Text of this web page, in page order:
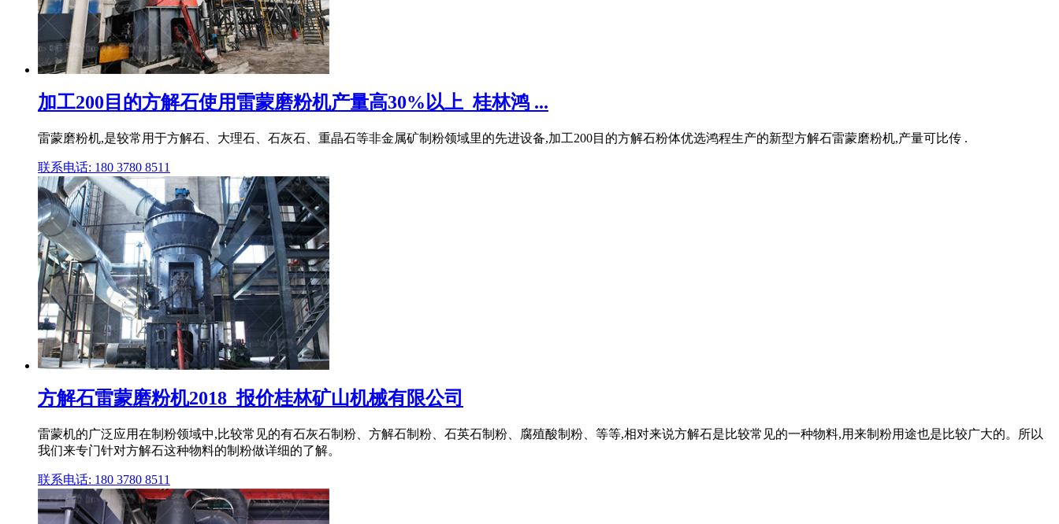
加工200目的方解石使用雷蒙磨粉机产量高30%以上_桂林鸿 ...
雷蒙磨粉机,是较常用于方解石、大理石、石灰石、重晶石等非金属矿制粉领域里的先进设备,加工200目的方解石粉体优选鸿程生产的新型方解石雷蒙磨粉机,产量可比传 .
联系电话: 180 3780 8511
方解石雷蒙磨粉机2018_报价桂林矿山机械有限公司
雷蒙机的广泛应用在制粉领域中,比较常见的有石灰石制粉、方解石制粉、石英石制粉、腐殖酸制粉、等等,相对来说方解石是比较常见的一种物料,用来制粉用途也是比较广大的。所以
我们来专门针对方解石这种物料的制粉做详细的了解。
联系电话: 180 3780 8511